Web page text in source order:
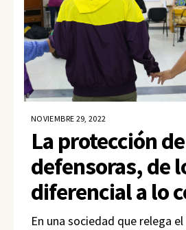
NOVIEMBRE 29, 2022
La protección
defensoras, de
diferencial a lo
En una sociedad que relega